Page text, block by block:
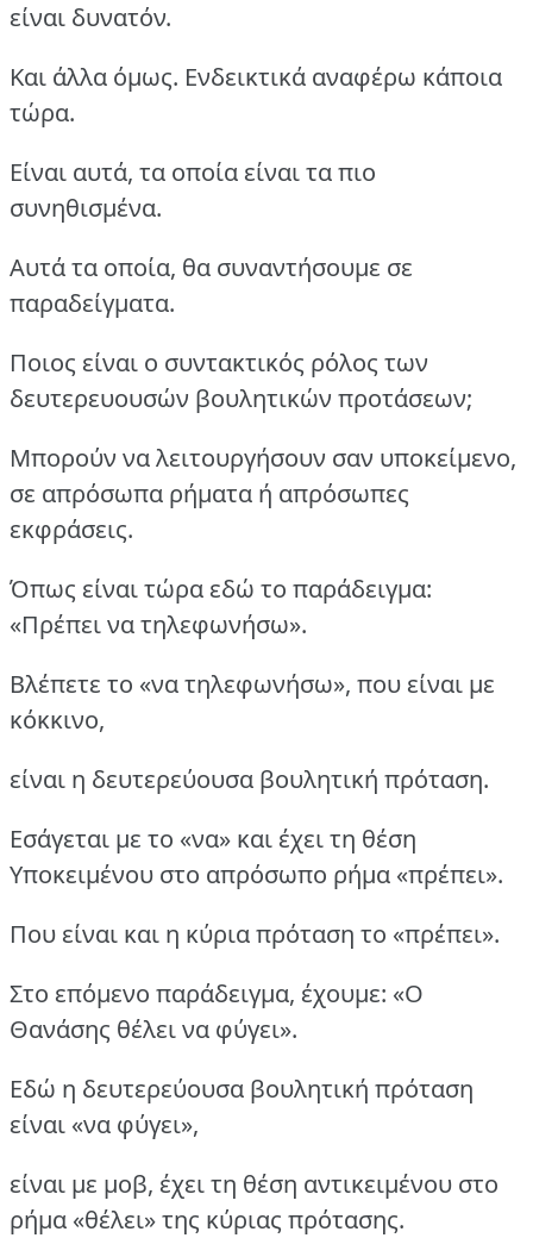
είναι δυνατόν.
Και άλλα όμως. Ενδεικτικά αναφέρω κάποια
τώρα.
Είναι αυτά, τα οποία είναι τα πιο
συνηθισμένα.
Αυτά τα οποία, θα συναντήσουμε σε
παραδείγματα.
Ποιος είναι ο συντακτικός ρόλος των
δευτερευουσών βουλητικών προτάσεων;
Μπορούν να λειτουργήσουν σαν υποκείμενο,
σε απρόσωπα ρήματα ή απρόσωπες
εκφράσεις.
Όπως είναι τώρα εδώ το παράδειγμα:
«Πρέπει να τηλεφωνήσω».
Βλέπετε το «να τηλεφωνήσω», που είναι με
κόκκινο,
είναι η δευτερεύουσα βουλητική πρόταση.
Εσάγεται με το «να» και έχει τη θέση
Υποκειμένου στο απρόσωπο ρήμα «πρέπει».
Που είναι και η κύρια πρόταση το «πρέπει».
Στο επόμενο παράδειγμα, έχουμε: «Ο
Θανάσης θέλει να φύγει».
Εδώ η δευτερεύουσα βουλητική πρόταση
είναι «να φύγει»,
είναι με μοβ, έχει τη θέση αντικειμένου στο
ρήμα «θέλει» της κύριας πρότασης.